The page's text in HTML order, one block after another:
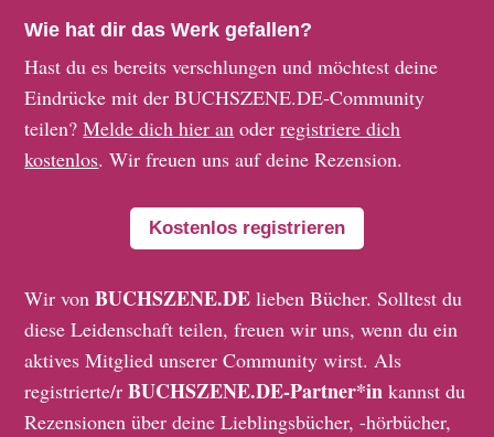
Wie hat dir das Werk gefallen?
Hast du es bereits verschlungen und möchtest deine
Eindrücke mit der BUCHSZENE.DE-Community
teilen?Melde dich hier an oderregistriere dich
kostenlos. Wir freuen uns auf deine Rezension.
Kostenlos registrieren
Wir vonBUCHSZENE.DE lieben Bücher. Solltest du
diese Leidenschaft teilen, freuen wir uns, wenn du ein
aktives Mitglied unserer Community wirst. Als
registrierte/rBUCHSZENE.DE-Partner*in kannst du
Rezensionen über deine Lieblingsbücher, -hörbücher,